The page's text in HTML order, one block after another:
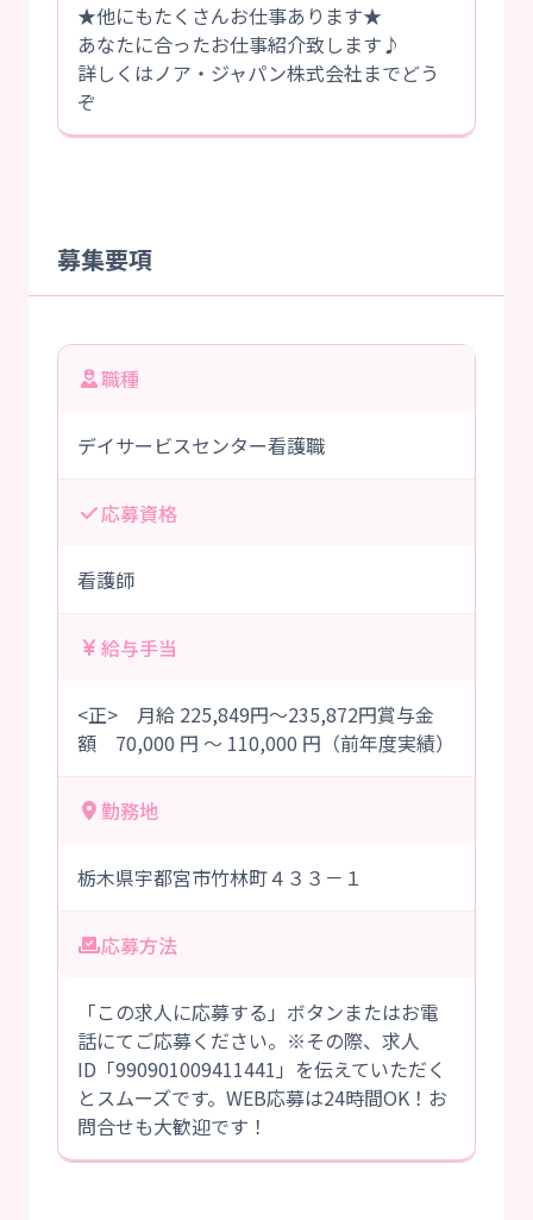
★他にもたくさんお仕事あります★
あなたに合ったお仕事紹介致します♪
詳しくはノア・ジャパン株式会社までどう
ぞ
募集要項
職種
デイサービスセンター看護職
応募資格
看護師
給与手当
<正> 月給 225,849円～235,872円賞与金
額 70,000 円 ～ 110,000 円（前年度実績）
勤務地
栃木県宇都宮市竹林町４３３－１
応募方法
「この求人に応募する」ボタンまたはお電
話にてご応募ください。※その際、求人
ID「990901009411441」を伝えていただく
とスムーズです。WEB応募は24時間OK！お
問合せも大歓迎です！